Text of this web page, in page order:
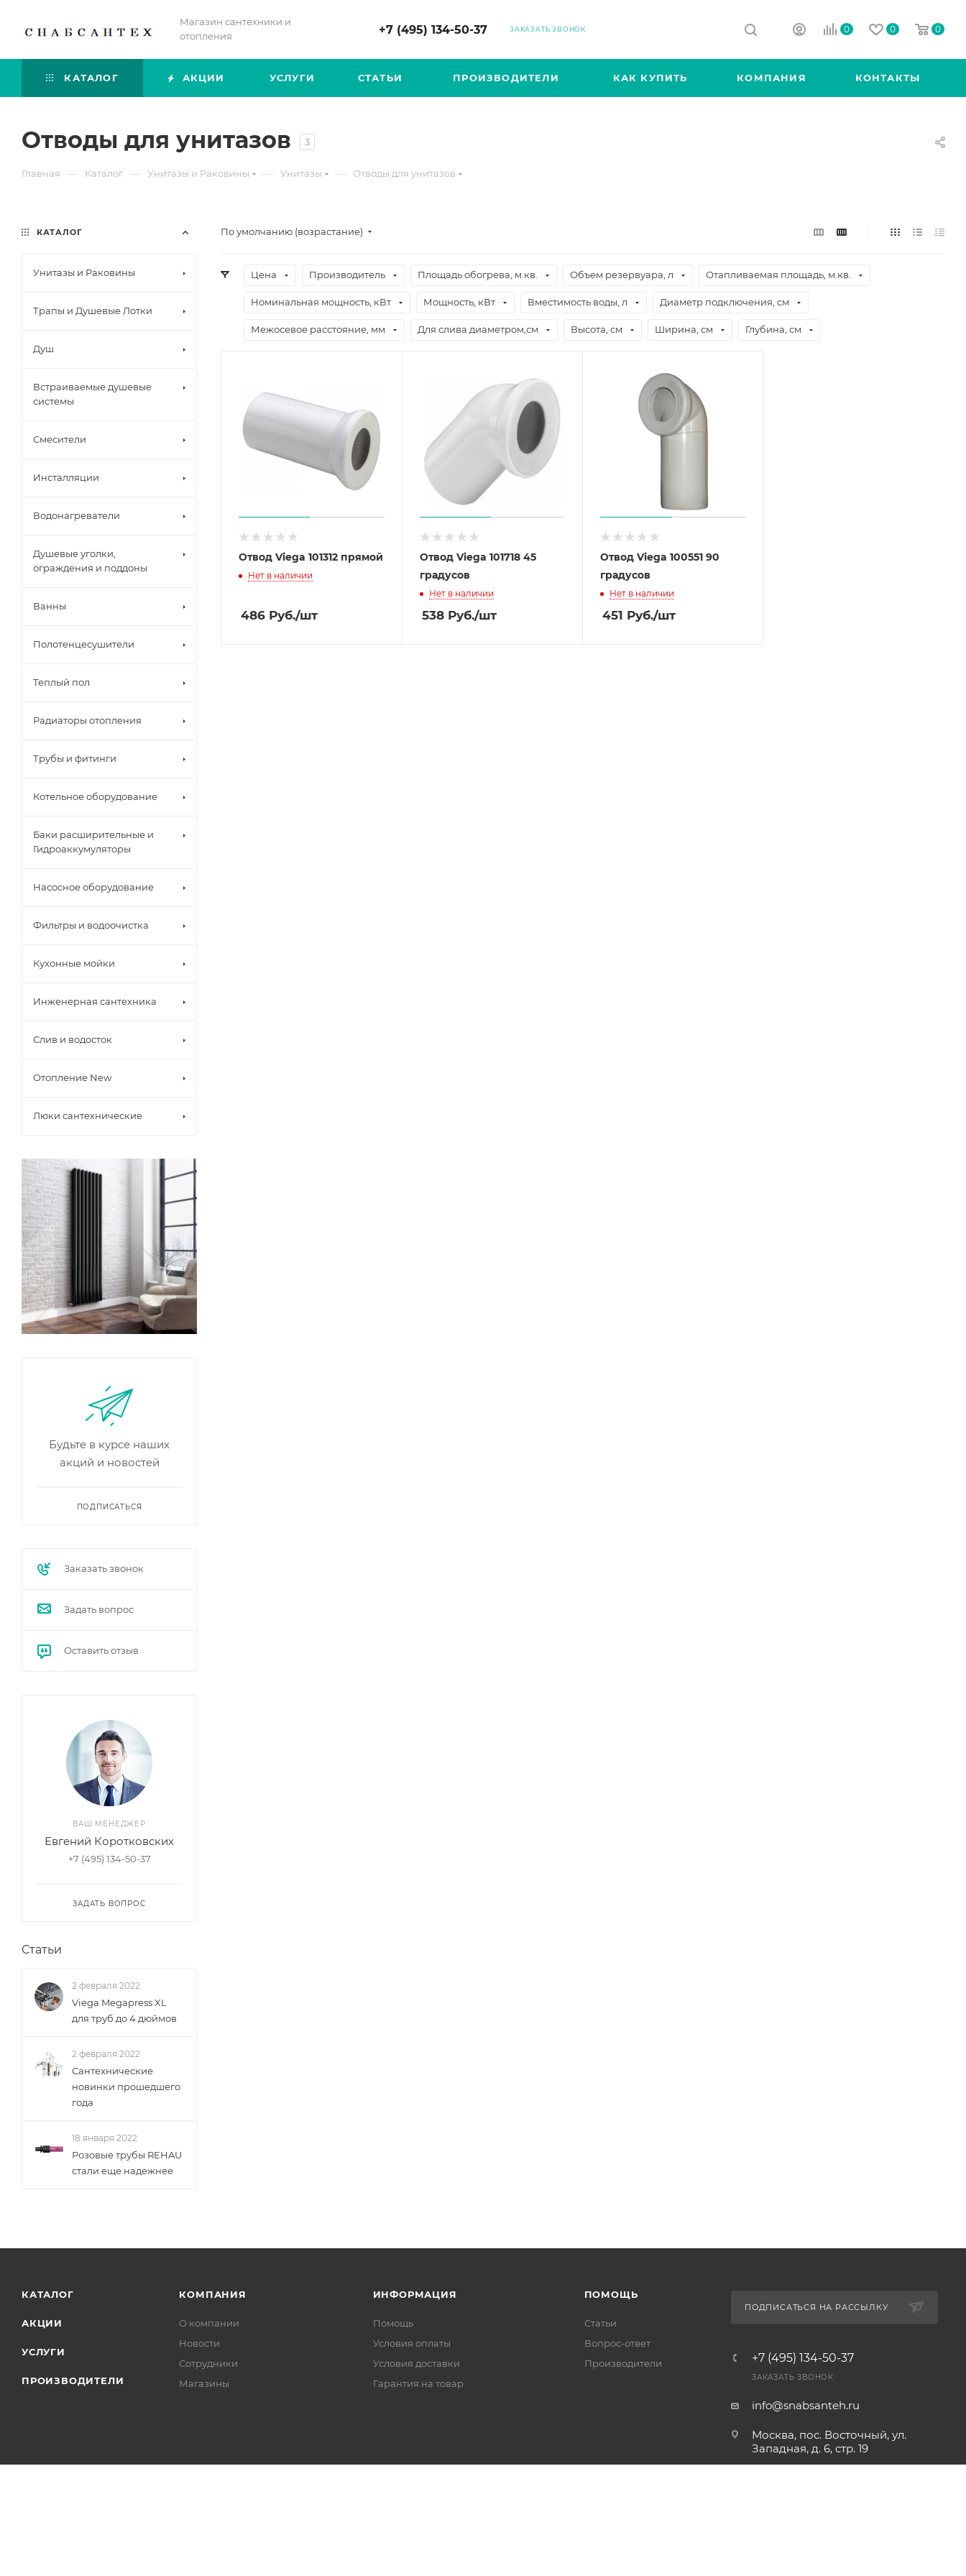
Магазин сантехники и
отопления
+7 (495) 134-50-37 ЗАКАЗАТЬ ЗВОНОК 0 0 0
КАТАЛОГ АКЦИИ УСЛУГИ СТАТЬИ ПРОИЗВОДИТЕЛИ КАК КУПИТЬ КОМПАНИЯ КОНТАКТЫ
Отводы для унитазов 3
Главная — Каталог — Унитазы и Раковины — Унитазы — Отводы для унитазов
По умолчанию (возрастание)
Цена Производитель Площадь обогрева, м.кв. Объем резервуара, л Отапливаемая площадь, м.кв.
Номинальная мощность, кВт Мощность, кВт Вместимость воды, л Диаметр подключения, см
Межосевое расстояние, мм Для слива диаметром,см Высота, см Ширина, см Глубина, см
Отвод Viega 101312 прямой
Нет в наличии
486 Руб./шт
Отвод Viega 101718 45
градусов
Нет в наличии
538Руб./шт
Отвод Viega 100551 90
градусов
Нет в наличии
451 Руб./шт
КАТАЛОГ
Унитазы и Раковины
Трапы и Душевые Лотки
Душ
Встраиваемые душевые
системы
Смесители
Инсталляции
Водонагреватели
Душевые уголки,
ограждения и поддоны
Ванны
Полотенцесушители
Теплый пол
Радиаторы отопления
Трубы и фитинги
Котельное оборудование
Баки расширительные и
Гидроаккумуляторы
Насосное оборудование
Фильтры и водоочистка
Кухонные мойки
Инженерная сантехника
Слив и водосток
Отопление New
Люки сантехнические
Будьте в курсе наших
акций и новостей
ПОДПИСАТЬСЯ
Заказать звонок
Задать вопрос
Оставить отзыв
ВАШ МЕНЕДЖЕР
Евгений Коротковских
+7 (495) 134-50-37
ЗАДАТЬ ВОПРОС
Статьи
2 февраля 2022
Viega Megapress XL
для труб до 4 дюймов
2 февраля 2022
Сантехнические
новинки прошедшего
года
18 января 2022
Розовые трубы REHAU
стали еще надежнее
КАТАЛОГ
АКЦИИ
УСЛУГИ
ПРОИЗВОДИТЕЛИ
КОМПАНИЯ
О компании
Новости
Сотрудники
Магазины
ИНФОРМАЦИЯ
Помощь
Условия оплаты
Условия доставки
Гарантия на товар
ПОМОЩЬ
Статьи
Вопрос-ответ
Производители
ПОДПИСАТЬСЯ НА РАССЫЛКУ
+7 (495) 134-50-37
ЗАКАЗАТЬ ЗВОНОК
info@snabsanteh.ru
Москва, пос. Восточный, ул.
Западная, д. 6, стр. 19